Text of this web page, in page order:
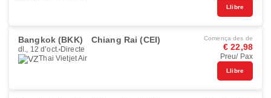
Llibre
Bangkok (BKK) Chiang Rai (CEI)
dl., 12 d’oct. Directe
Thai Vietjet Air
Comença des de
€ 22,98
Preu/ Pax
Llibre